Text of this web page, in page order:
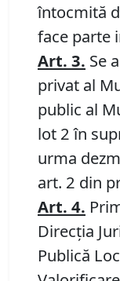
întocmită
face parte
Art. 3. Se
privat al
public al
lot 2 în
urma
art. 2 din
Art. 4.
Direcția
Publică